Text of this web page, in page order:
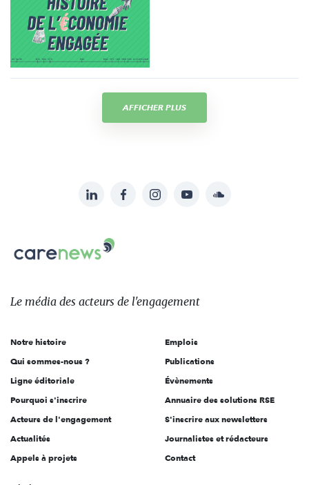
AFFICHER PLUS
sur:
LinkedInFacebookInstagramYouTubeSoundcloud
Carenews,
Le
des
l'engagement
Le média des acteurs de l'engagement
Notre histoire
Qui sommes-nous ?
Ligne éditoriale
Pourquoi s'inscrire
Acteurs de l'engagement
Actualités
Appels à projets
Emplois
Publications
Évènements
Annuaire des solutions RSE
S'inscrire aux newsletters
Journalistes et rédacteurs
Contact